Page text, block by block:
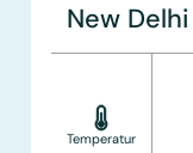
New Delhi
Temperatur